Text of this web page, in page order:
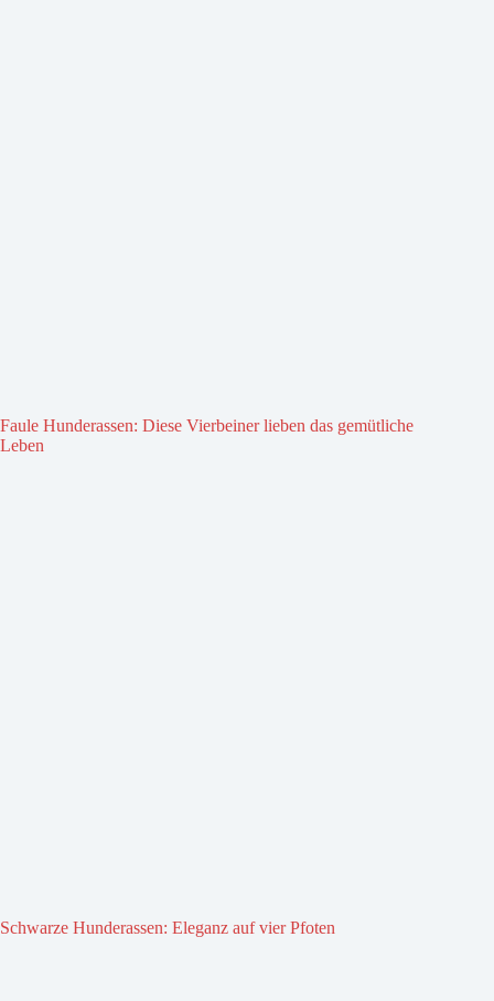
Faule Hunderassen: Diese Vierbeiner lieben das gemütliche
Leben
Schwarze Hunderassen: Eleganz auf vier Pfoten